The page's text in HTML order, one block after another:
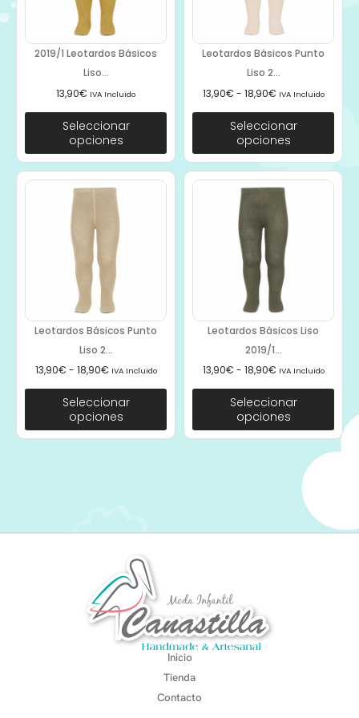
2019/1 Leotardos Básicos
Liso...
13,90€ IVA Incluido
Seleccionar
opciones
Leotardos Básicos Punto
Liso 2...
13,90€ - 18,90€ IVA Incluido
Seleccionar
opciones
Leotardos Básicos Punto
Liso 2...
13,90€ - 18,90€ IVA Incluido
Seleccionar
opciones
Leotardos Básicos Liso
2019/1...
13,90€ - 18,90€ IVA Incluido
Seleccionar
opciones
Inicio
Tienda
Contacto